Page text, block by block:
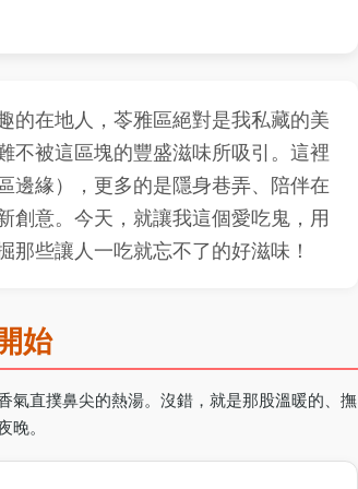
的在地人，苓雅區絕對是我私藏的美
不被這區塊的豐盛滋味所吸引。這裡
邊緣），更多的是隱身巷弄、陪伴在
創意。今天，就讓我這個愛吃鬼，用
些讓人一吃就忘不了的好滋味！
始
氣直撲鼻尖的熱湯。沒錯，就是那股溫暖的、撫
。